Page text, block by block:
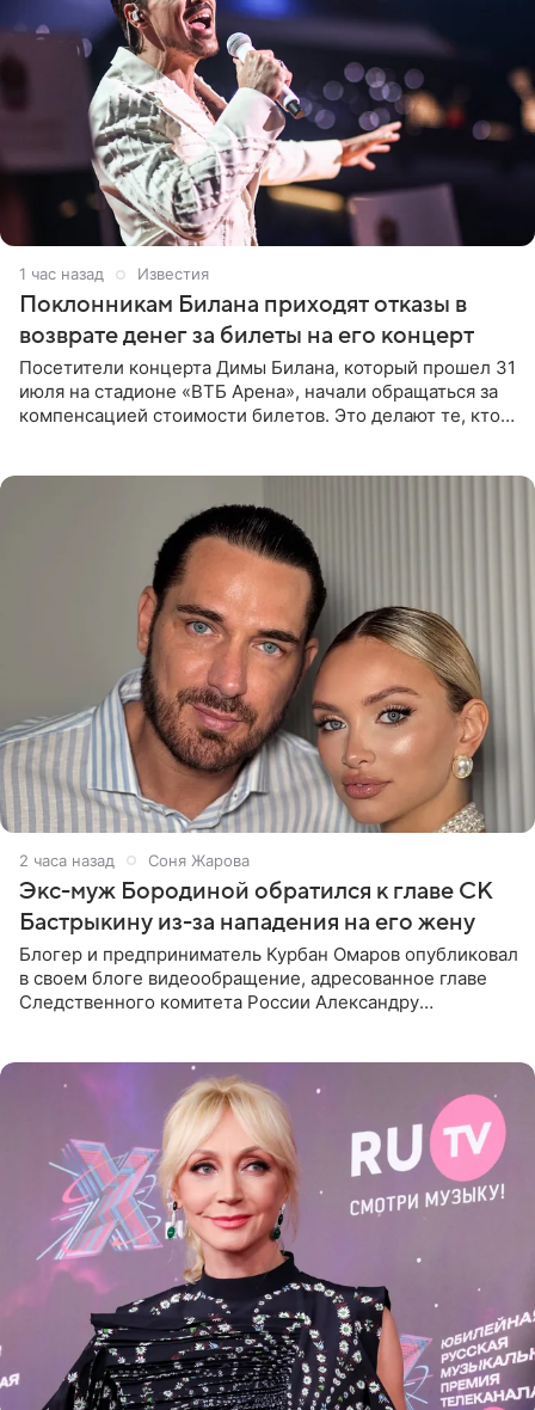
1 час назад Известия
Поклонникам Билана приходят отказы в
возврате денег за билеты на его концерт
Посетители концерта Димы Билана, который прошел 31
июля на стадионе «ВТБ Арена», начали обращаться за
компенсацией стоимости билетов. Это делают те, кто
2 часа назад Соня Жарова
Экс-муж Бородиной обратился к главе СК
Бастрыкину из-за нападения на его жену
Блогер и предприниматель Курбан Омаров опубликовал
в своем блоге видеообращение, адресованное главе
Следственного комитета России Александру